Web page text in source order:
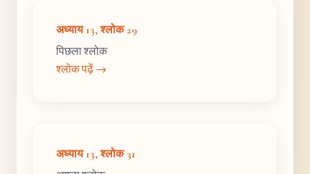
अध्याय 13, श्लोक 29
पिछला श्लोक
श्लोक पढ़ें →
अध्याय 13, श्लोक 31